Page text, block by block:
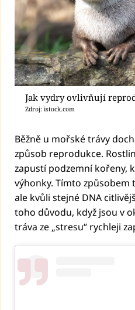
Jak vydry ovlivňují
Zdroj: istock.com
Běžně u mořské trávy
způsob reprodukce.
zapustí podzemní kořeny,
výhonky. Tímto způsobem
ale kvůli stejné DNA
toho důvodu, když jsou v
tráva ze „stresu“ rychleji